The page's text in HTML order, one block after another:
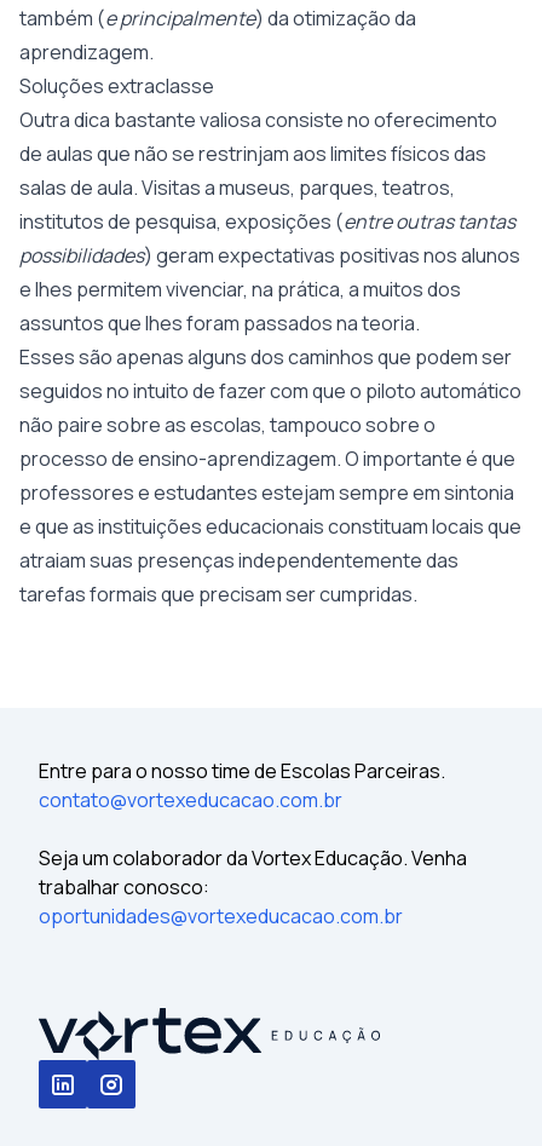
também (e principalmente) da otimização da
aprendizagem.
Soluções extraclasse
Outra dica bastante valiosa consiste no oferecimento
de aulas que não se restrinjam aos limites físicos das
salas de aula. Visitas a museus, parques, teatros,
institutos de pesquisa, exposições (entre outras tantas
possibilidades) geram expectativas positivas nos alunos
e lhes permitem vivenciar, na prática, a muitos dos
assuntos que lhes foram passados na teoria.
Esses são apenas alguns dos caminhos que podem ser
seguidos no intuito de fazer com que o piloto automático
não paire sobre as escolas, tampouco sobre o
processo de ensino-aprendizagem. O importante é que
professores e estudantes estejam sempre em sintonia
e que as instituições educacionais constituam locais que
atraiam suas presenças independentemente das
tarefas formais que precisam ser cumpridas.
Entre para o nosso time de Escolas Parceiras.
contato@vortexeducacao.com.br
Seja um colaborador da Vortex Educação. Venha
trabalhar conosco:
oportunidades@vortexeducacao.com.br